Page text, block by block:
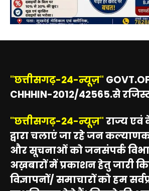
"छत्तीसगढ़-24-न्यूज़"
CHHHIN-2012/42565.से
"छत्तीसगढ़-24-न्यूज़"राज्य एवं
द्वारा चलाएं जा रहे जन
और सूचनाओं को जनसंपर्क विभाग
अख़बारों में प्रकाशन हेतु जारी
विज्ञापनों/ समाचारों को हम